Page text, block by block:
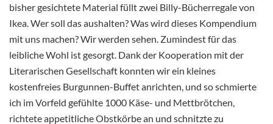
bisher gesichtete Material füllt zwei Billy-Bücherregale von
Ikea. Wer soll das aushalten? Was wird dieses Kompendium
mit uns machen? Wir werden sehen. Zumindest für das
leibliche Wohl ist gesorgt. Dank der Kooperation mit der
Literarischen Gesellschaft konnten wir ein kleines
kostenfreies Burgunnen-Buffet anrichten, und so schmierte
ich im Vorfeld gefühlte 1000 Käse- und Mettbrötchen,
richtete appetitliche Obstkörbe an und schnitzte zu